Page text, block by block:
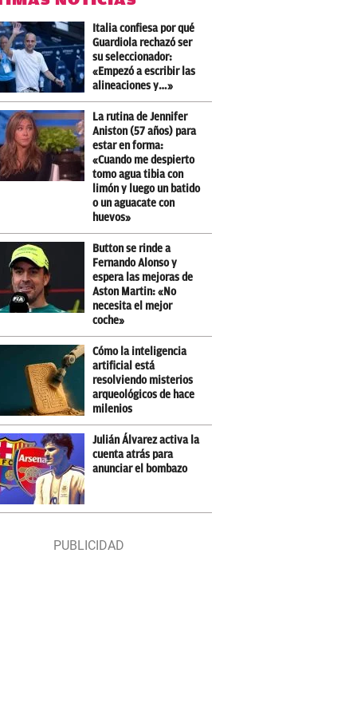
Italia confiesa por qué
Guardiola rechazó ser
su seleccionador:
«Empezó a escribir las
alineaciones y…»
La rutina de Jennifer
Aniston (57 años) para
estar en forma:
«Cuando me despierto
tomo agua tibia con
limón y luego un batido
o un aguacate con
huevos»
Button se rinde a
Fernando Alonso y
espera las mejoras de
Aston Martin: «No
necesita el mejor
coche»
Cómo la inteligencia
artificial está
resolviendo misterios
arqueológicos de hace
milenios
Julián Álvarez activa la
cuenta atrás para
anunciar el bombazo